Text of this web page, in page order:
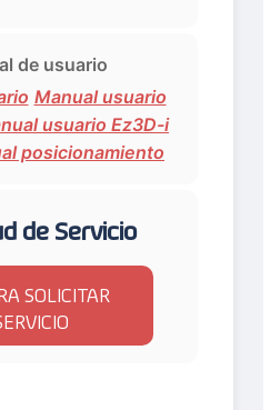
de usuario
Manual usuario
usuario Ez3D-i
posicionamiento
de Servicio
SOLICITAR